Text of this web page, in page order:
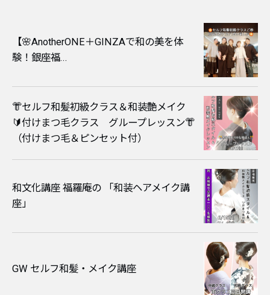
​【🌸AnotherONE＋GINZAで和の美を体
験！銀座福...
👘セルフ和髪初級クラス＆和装艶メイク
🔰付けまつ毛クラス グループレッスン👘
（付けまつ毛＆ピンセット付）
和文化講座 福羅庵の 「和装ヘアメイク講
座」
GW セルフ和髪・メイク講座